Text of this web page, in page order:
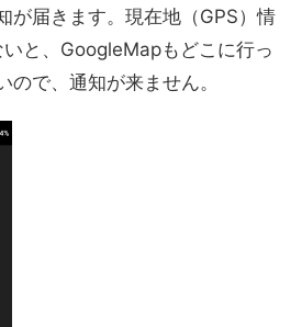
が届きます。現在地（GPS）情
と、GoogleMapもどこに行っ
ので、通知が来ません。